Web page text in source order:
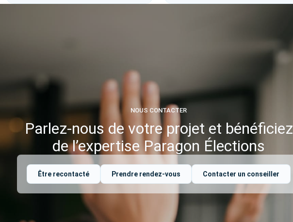
NOUS CONTACTER
Parlez-nous de votre projet et bénéficiez
de l’expertise Paragon Élections
Être recontacté Prendre rendez-vous Contacter un conseiller